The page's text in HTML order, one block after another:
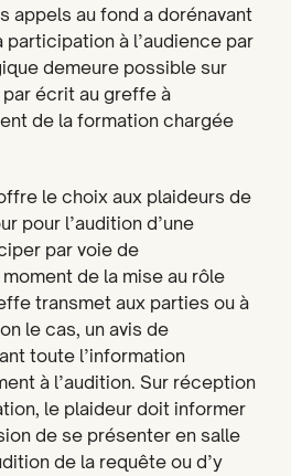
appels au fond a dorénavant
participation à l’audience par
demeure possible sur
écrit au greffe à
de la formation chargée
le choix aux plaideurs de
pour l’audition d’une
par voie de
de la mise au rôle
transmet aux parties ou à
le cas, un avis de
toute l’information
à l’audition. Sur réception
le plaideur doit informer
de se présenter en salle
de la requête ou d’y